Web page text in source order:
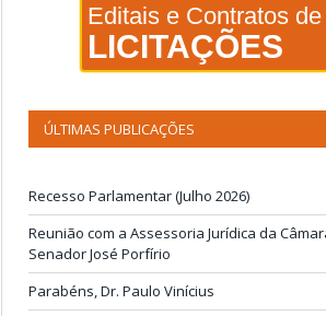
Editais e Contratos de
LICITAÇÕES
ÚLTIMAS PUBLICAÇÕES
Recesso Parlamentar (Julho 2026)
Reunião com a Assessoria Jurídica da
Senador José Porfírio
Parabéns, Dr. Paulo Vinícius